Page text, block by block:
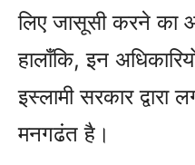
लिए जासूसी करने का
हालाँकि, इन
इस्लामी सरकार द्वारा
मनगढंत है।